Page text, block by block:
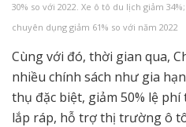
30% so với 2022. Xe ô tô du lịch giảm
chuyên dụng giảm 61% so với năm 2022
Cùng với đó, thời gian qua,
nhiều chính sách như gia
thụ đặc biệt, giảm 50% lệ
lắp ráp, hỗ trợ thị trường ô